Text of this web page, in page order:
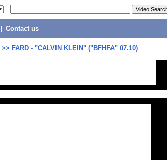
Contact us
>> FARD - "CALVIN KLEIN" ("BFHFA" 07.10)